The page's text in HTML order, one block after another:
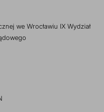
we Wrocławiu IX Wydział